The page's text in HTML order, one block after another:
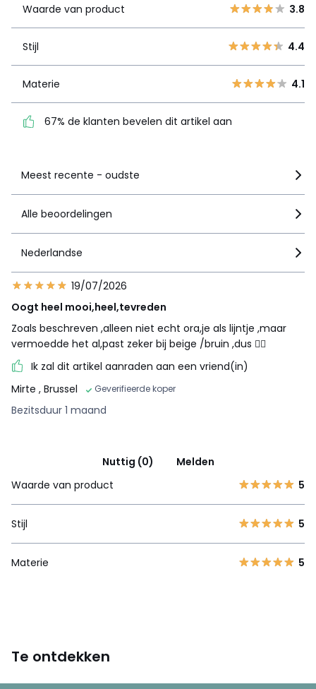
1
2 2
3
67% de klanten bevelen
dit artikel aan
Waarde van product 3.8
Stijl 4.4
Materie 4.1
67% de klanten bevelen dit artikel aan
Meest recente - oudste
Alle beoordelingen
Nederlandse
19/07/2026
Oogt heel mooi,heel,tevreden
Zoals beschreven ,alleen niet echt ora,je als lijntje ,maar
vermoedde het al,past zeker bij beige /bruin ,dus 👌🏻
Ik zal dit artikel aanraden aan een vriend(in)
Mirte , Brussel Geverifieerde koper
Bezitsduur 1 maand
Nuttig (0)
Melden
Waarde van product
5
Stijl 5
Materie 5
Te ontdekken